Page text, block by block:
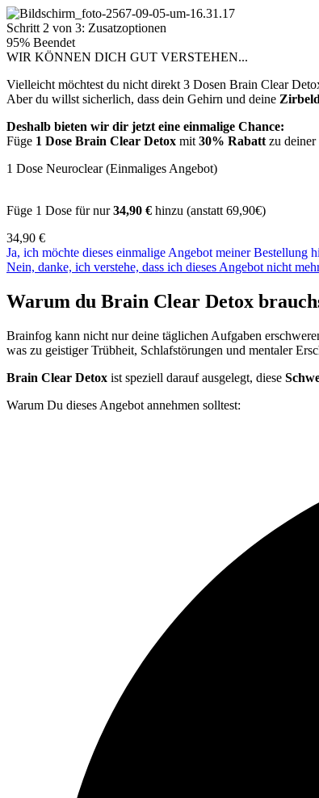
Schritt 2 von 3: Zusatzoptionen
95% Beendet
WIR KÖNNEN DICH GUT VERSTEHEN...
Vielleicht möchtest du nicht direkt 3 Dosen Brain Clear
Aber du willst sicherlich, dass dein Gehirn und deine
Deshalb bieten wir dir jetzt eine einmalige Chance:
Füge 1 Dose Brain Clear Detox mit 30% Rabatt zu
1 Dose Neuroclear (Einmaliges Angebot)
Füge 1 Dose für nur34,90 € hinzu (anstatt 69,90€)
34,90 €
Ja, ich möchte dieses einmalige Angebot meiner Bestellung
Nein, danke, ich verstehe, dass ich dieses Angebot nicht
Warum du Brain Clear Detox
Brainfog kann nicht nur deine täglichen Aufgaben
was zu geistiger Trübheit, Schlafstörungen und mentaler
Brain Clear Detox ist speziell darauf ausgelegt, diese
Warum Du dieses Angebot annehmen solltest: